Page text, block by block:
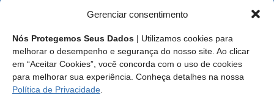
Gerenciar consentimento
Nós Protegemos Seus Dados | Utilizamos cookies para
melhorar o desempenho e segurança do nosso site. Ao clicar
em “Aceitar Cookies”, você concorda com o uso de cookies
para melhorar sua experiência. Conheça detalhes na nossa
Política de Privacidade
Endereço: SCS, Quadra 02, Bloco D, Ed. Oscar Niemeyer,
9º Andar CEP 70.316-900 - Brasília/DF
Central de Atendimento ao Técnico:0800 016-1515